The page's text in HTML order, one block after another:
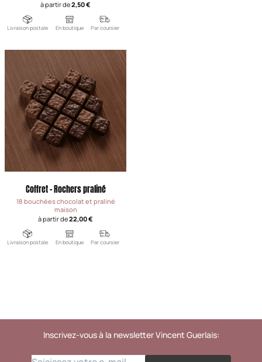
à partir de2,50 €
Livraison postale En boutique Par coursier
Coffret - Rochers praliné
18 bouchées chocolat et praliné
maison
à partir de22,00 €
Livraison postale En boutique Par coursier
Inscrivez-vous à la newsletter Vincent Guerlais: